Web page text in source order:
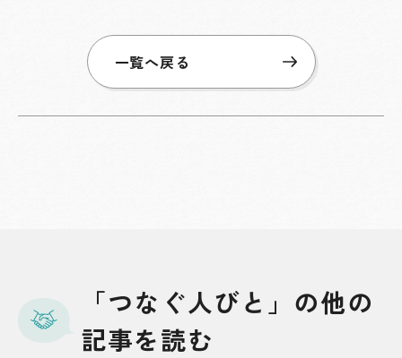
一覧へ戻る
「つなぐ人びと」の他の
記事を読む